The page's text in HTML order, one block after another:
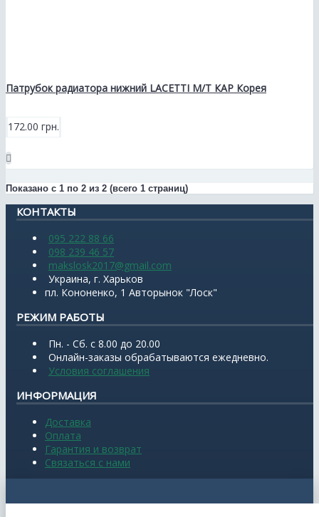
Патрубок радиатора нижний LACETTI M/T КАР Корея
172.00 грн.
Показано с 1 по 2 из 2 (всего 1 страниц)
КОНТАКТЫ
095 222 88 66
098 239 46 57
makslosk2017@gmail.com
Украина, г. Харьков
пл. Кононенко, 1 Авторынок "Лоск"
РЕЖИМ РАБОТЫ
Пн. - Сб. с 8.00 до 20.00
Онлайн-заказы обрабатываются ежедневно.
Условия соглашения
ИНФОРМАЦИЯ
Доставка
Оплата
Гарантия и возврат
Связаться с нами